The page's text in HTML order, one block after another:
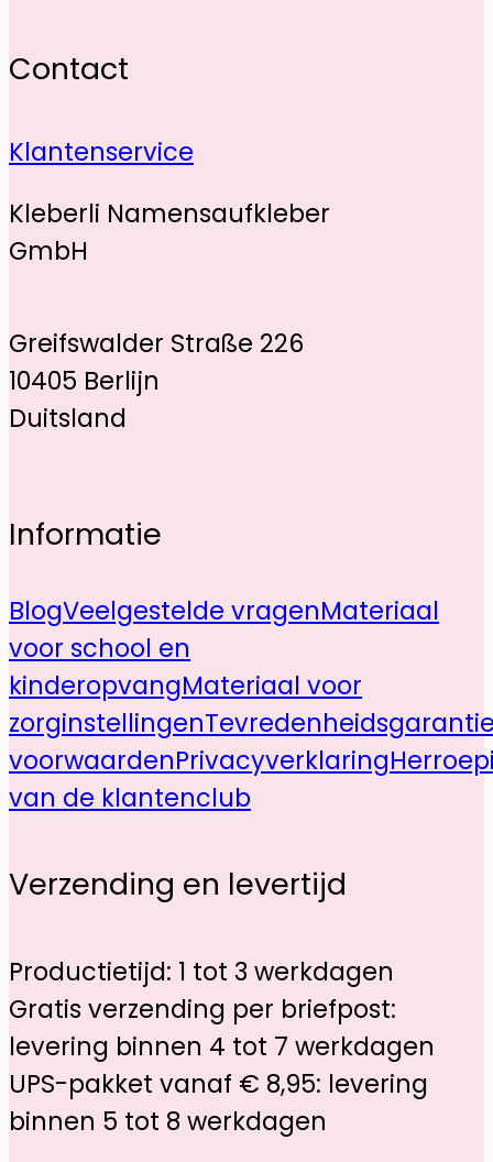
Contact
Klantenservice
Kleberli Namensaufkleber
GmbH
Greifswalder Straße 226
10405 Berlijn
Duitsland
Informatie
BlogVeelgestelde vragenMateriaal
voor school en
kinderopvangMateriaal voor
zorginstellingen
voorwaardenPrivacyverklaring
van de klantenclub
Verzending en levertijd
Productietijd: 1 tot 3 werkdagen
Gratis verzending per briefpost:
levering binnen 4 tot 7 werkdagen
UPS-pakket vanaf € 8,95: levering
binnen 5 tot 8 werkdagen